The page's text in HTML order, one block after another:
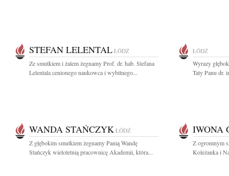
STEFAN LELENTAL ŁÓDŹ
Ze smutkiem i żalem żegnamy Prof. dr. hab. Stefana
Lelentala cenionego naukowca i wybitnego...
ŁÓDŹ
Wyrazy
Taty Panu dr.
WANDA STAŃCZYK ŁÓDŹ
Z głębokim smutkiem żegnamy Panią Wandę
Stańczyk wieloletnią pracownicę Akademii, która...
IWONA
Z ogromnym
Koleżanka i